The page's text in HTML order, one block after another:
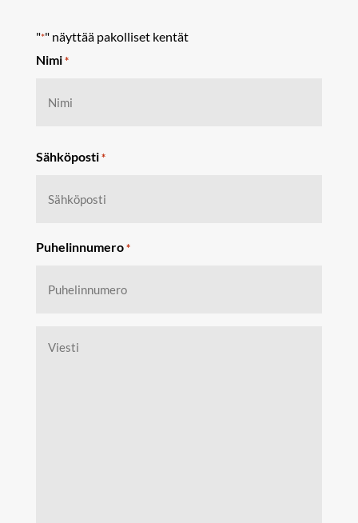
"*" näyttää pakolliset kentät
Nimi *
Sähköposti *
Puhelinnumero *